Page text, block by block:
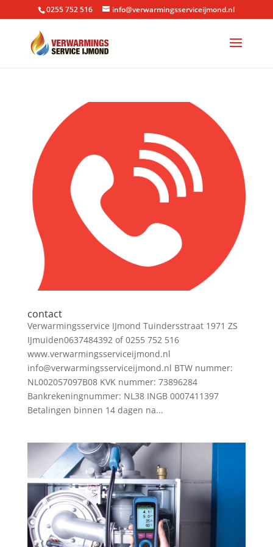
0255 752 516 info@verwarmingsserviceijmond.nl
contact
Verwarmingsservice IJmond Tuindersstraat 1971 ZS
IJmuiden0637484392 of 0255 752 516
www.verwarmingsserviceijmond.nl
info@verwarmingsserviceijmond.nl BTW nummer:
NL002057097B08 KVK nummer: 73896284
Bankrekeningnummer: NL38 INGB 0007411397
Betalingen binnen 14 dagen na...